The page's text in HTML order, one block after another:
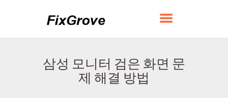
삼성 모니터 검은 화면 문
제 해결 방법
FIXGROVE
홈